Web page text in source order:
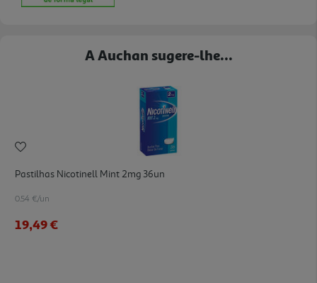
A Auchan sugere-lhe...
Pastilhas Nicotinell Mint 2mg 36un
0.54 €/un
19,49 €